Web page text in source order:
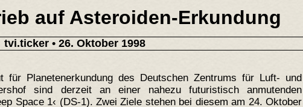
auf Asteroiden-Erkundung
tvi.ticker • 26. Oktober 1998
für Planetenerkundung des Deutschen Zentrums für Luft- und
sind derzeit an einer nahezu futuristisch anmutenden
Space 1‹ (DS-1). Zwei Ziele stehen bei diesem am 24. Oktober